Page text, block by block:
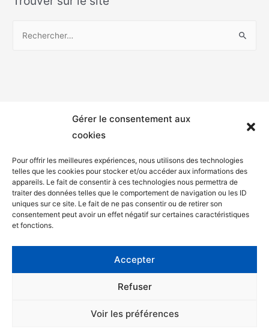
Gérer le consentement aux
cookies
Pour offrir les meilleures expériences, nous utilisons des technologies
telles que les cookies pour stocker et/ou accéder aux informations des
appareils. Le fait de consentir à ces technologies nous permettra de
traiter des données telles que le comportement de navigation ou les ID
uniques sur ce site. Le fait de ne pas consentir ou de retirer son
consentement peut avoir un effet négatif sur certaines caractéristiques
et fonctions.
Accepter
Refuser
Voir les préférences
Mentions légales
Politique de confidentialité